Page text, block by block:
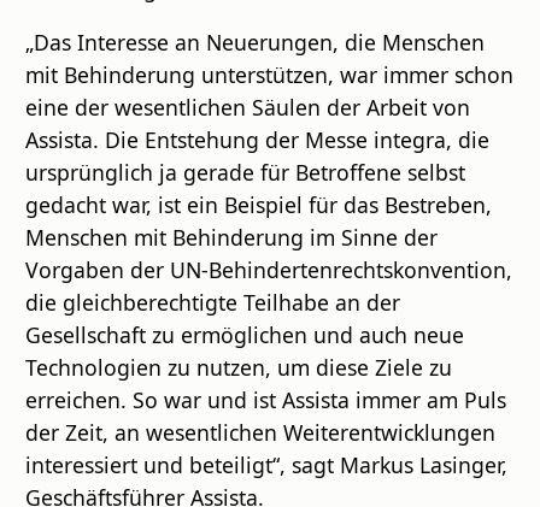
„Das Interesse an Neuerungen, die Menschen
mit Behinderung unterstützen, war immer schon
eine der wesentlichen Säulen der Arbeit von
Assista. Die Entstehung der Messe integra, die
ursprünglich ja gerade für Betroffene selbst
gedacht war, ist ein Beispiel für das Bestreben,
Menschen mit Behinderung im Sinne der
Vorgaben der UN-Behindertenrechtskonvention,
die gleichberechtigte Teilhabe an der
Gesellschaft zu ermöglichen und auch neue
Technologien zu nutzen, um diese Ziele zu
erreichen. So war und ist Assista immer am Puls
der Zeit, an wesentlichen Weiterentwicklungen
interessiert und beteiligt“, sagt Markus Lasinger,
Geschäftsführer Assista.